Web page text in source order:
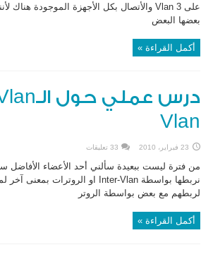
بعضها البعض
أكمل القراءة »
Vlan
23 فبراير، 2010 33 تعليقات
لربطهم مع بعض بواسطة الروتر
أكمل القراءة »